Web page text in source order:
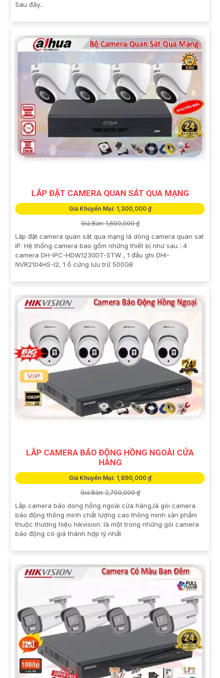
Sau đây...
LẮP ĐẶT CAMERA QUAN SÁT QUA MẠNG
Giá Khuyến Mại: 1,300,000 ₫
Giá Bán: 1,600,000 ₫
Lăp đặt camera quan sát qua mạng là dòng camera quan sat
IP. Hệ thống camera bao gồm những thiết bị như sau : 4
camera DH-IPC-HDW1230DT-STW , 1 đầu ghi DHI-
NVR2104HS-I2, 1 ổ cứng lưu trữ 500GB
LẮP CAMERA BÁO ĐỘNG HỒNG NGOÀI CỬA
HÀNG
Giá Khuyến Mại: 1,890,000 ₫
Giá Bán: 2,700,000 ₫
Lắp camera báo dong hồng ngoài cửa hàng,là gói camera
báo động thông minh chất lượng cao thông minh sản phẩm
thuộc thương hiệu hikvision. là một trong những gói camera
báo động có giá thành hợp lý nhất